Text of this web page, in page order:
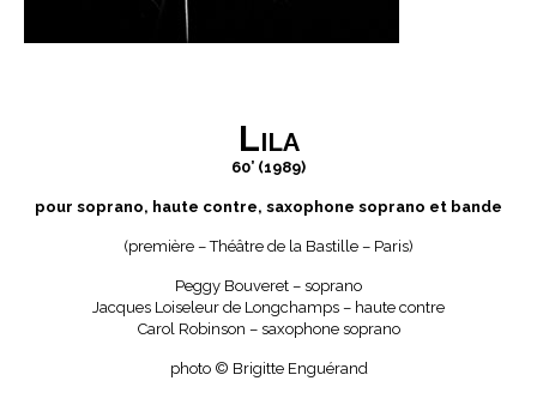
Lila
60’ (1989)
pour soprano, haute contre, saxophone soprano et bande
(première – Théâtre de la Bastille – Paris)
Peggy Bouveret – soprano
Jacques Loiseleur de Longchamps – haute contre
Carol Robinson – saxophone soprano
photo © Brigitte Enguérand